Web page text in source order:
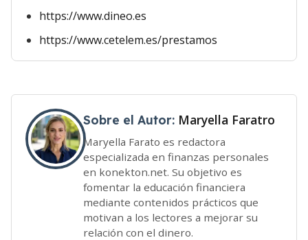
https://www.dineo.es
https://www.cetelem.es/prestamos
Sobre el Autor: Maryella Faratro
Maryella Farato es redactora
especializada en finanzas personales
en konekton.net. Su objetivo es
fomentar la educación financiera
mediante contenidos prácticos que
motivan a los lectores a mejorar su
relación con el dinero.